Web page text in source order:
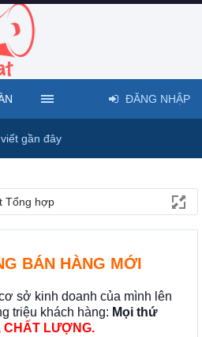
Tổng hợp
BÁN HÀNG MỚI
sở kinh doanh của mình lên
triệu khách hàng: Mọi thứ
CHẤT LƯỢNG.
gần đây
ĐĂNG NHẬP